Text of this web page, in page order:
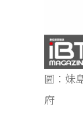
圖：妹
府